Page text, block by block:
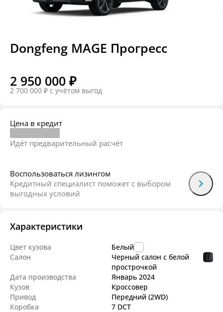
Dongfeng MAGE Прогресс
2 950 000 ₽
2 700 000 ₽ c учётом выгод
Цена в кредит
Идёт предварительный расчёт
Воспользоваться лизингом
Кредитный специалист поможет с выбором
выгодных условий
Характеристики
Цвет кузова
Белый
Салон
Черный салон с белой
прострочкой
Дата производства
Январь 2024
Кузов
Кроссовер
Привод
Передний (2WD)
Коробка
7 DCT